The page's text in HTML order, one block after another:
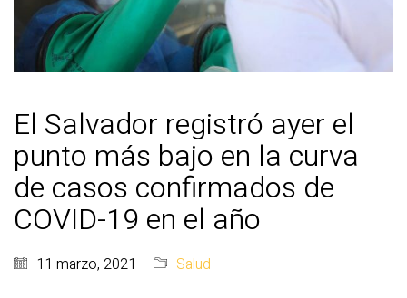
El Salvador registró ayer el
punto más bajo en la curva
de casos confirmados de
COVID-19 en el año
11 marzo, 2021 Salud